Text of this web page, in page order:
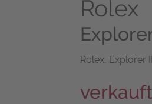
Rolex
Rolex, Explorer
verkauft